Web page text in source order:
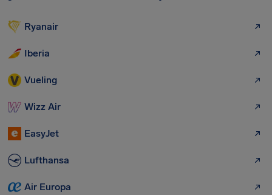
Ryanair
Iberia
Vueling
Wizz Air
EasyJet
Lufthansa
Air Europa